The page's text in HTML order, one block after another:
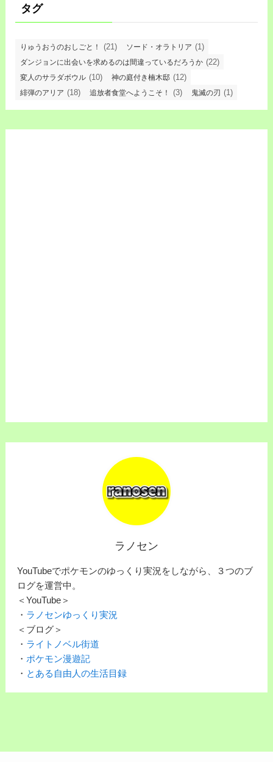
タグ
りゅうおうのおしごと！ (21) ソード・オラトリア (1)
ダンジョンに出会いを求めるのは間違っているだろうか (22)
変人のサラダボウル (10) 神の庭付き楠木邸 (12)
緋弾のアリア (18) 追放者食堂へようこそ！ (3) 鬼滅の刃 (1)
ラノセン
YouTubeでポケモンのゆっくり実況をしながら、３つのブ
ログを運営中。
＜YouTube＞
・ ラノセンゆっくり実況
＜ブログ＞
・ ライトノベル街道
・ ポケモン漫遊記
・ とある自由人の生活目録